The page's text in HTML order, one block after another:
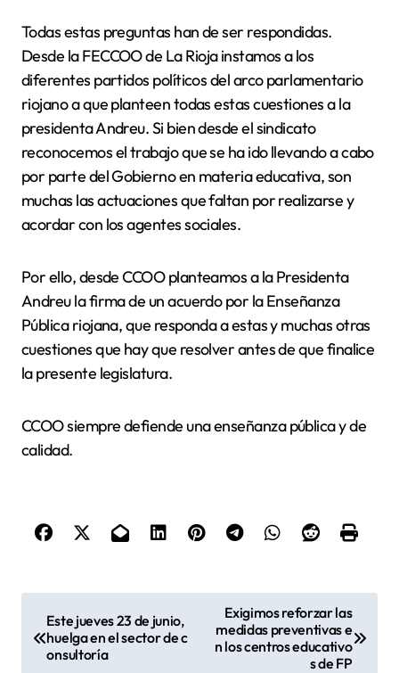
Todas estas preguntas han de ser respondidas.
Desde la FECCOO de La Rioja instamos a los
diferentes partidos políticos del arco parlamentario
riojano a que planteen todas estas cuestiones a la
presidenta Andreu. Si bien desde el sindicato
reconocemos el trabajo que se ha ido llevando a cabo
por parte del Gobierno en materia educativa,son
muchas las actuaciones que faltan por realizarse y
acordar con los agentes sociales.
Por ello, desde CCOO planteamos a la Presidenta
Andreu la firma de un acuerdo por la Enseñanza
Pública riojana, que responda a estas y muchas otras
cuestiones que hay que resolver antes de que finalice
la presente legislatura.
CCOO siempre defiende una enseñanza pública y de
calidad.
a
Este jueves 23 de junio,
huelga en el sector de c
onsultoría
Exigimos reforzar las
medidas preventivas e
n los centros educativo
s de FP